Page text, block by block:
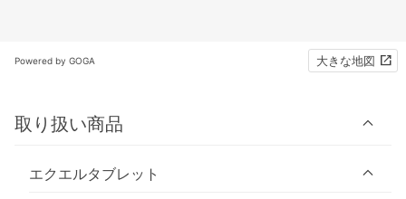
Powered by GOGA 大きな地図
取り扱い商品
エクエルタブレット